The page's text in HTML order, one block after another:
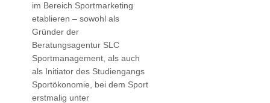
im Bereich Sportmarketing
etablieren – sowohl als
Gründer der
Beratungsagentur SLC
Sportmanagement, als auch
als Initiator des Studiengangs
Sportökonomie, bei dem Sport
erstmalig unter